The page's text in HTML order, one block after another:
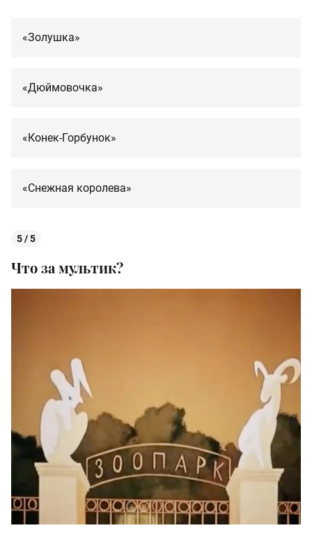
«Золушка»
«Дюймовочка»
«Конек-Горбунок»
«Снежная королева»
5 / 5
Что за мультик?